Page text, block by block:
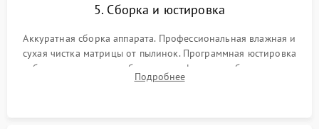
5. Сборка и юстировка
Аккуратная сборка аппарата. Профессиональная влажная и
сухая чистка матрицы от пылинок. Программная юстировка
рабочего отрезка, калибровка автофокуса, стабилизатора и
экспозамера с помощью сервисного ПО.
Подробнее